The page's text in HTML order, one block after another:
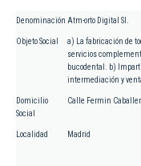
Denominación Atm-orto Digital Sl.
Objeto Social
a) La fabricación de
servicios
bucodental. b)
intermediación y
Domicilio
Social
Calle Fermin
Localidad Madrid